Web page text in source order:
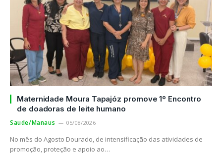
Maternidade Moura Tapajóz promove 1º Encontro
de doadoras de leite humano
Saude/Manaus 05/08/2026
No mês do Agosto Dourado, de intensificação das atividades de
promoção, proteção e apoio ao…